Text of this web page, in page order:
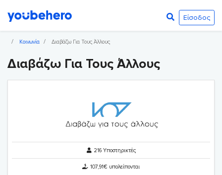
Είσοδος
Κοινωνία Διαβάζω Για Τους Άλλους
Διαβάζω Για Τους Άλλους
216 Υποστηρικτές
107,91€ υπολείπονται